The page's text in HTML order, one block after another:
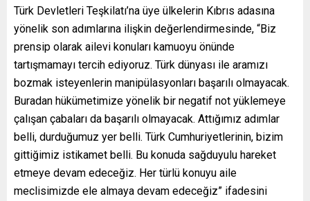
Türk Devletleri Teşkilatı’na üye ülkelerin Kıbrıs adasına
yönelik son adımlarına ilişkin değerlendirmesinde, “Biz
prensip olarak ailevi konuları kamuoyu önünde
tartışmamayı tercih ediyoruz. Türk dünyası ile aramızı
bozmak isteyenlerin manipülasyonları başarılı olmayacak.
Buradan hükümetimize yönelik bir negatif not yüklemeye
çalışan çabaları da başarılı olmayacak. Attığımız adımlar
belli, durduğumuz yer belli. Türk Cumhuriyetlerinin, bizim
gittiğimiz istikamet belli. Bu konuda sağduyulu hareket
etmeye devam edeceğiz. Her türlü konuyu aile
meclisimizde ele almaya devam edeceğiz” ifadesini